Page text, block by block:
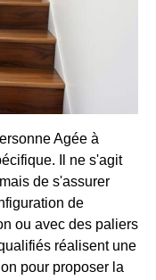
Agée à
Il ne s'agit
de s'assurer
de
ou avec des paliers
réalisent une
pour proposer la